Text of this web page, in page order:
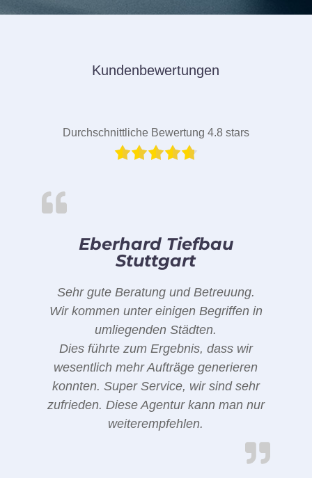
Kundenbewertungen
Durchschnittliche Bewertung 4.8 stars
Eberhard Tiefbau
Stuttgart
Sehr gute Beratung und Betreuung.
Wir kommen unter einigen Begriffen in
umliegenden Städten.
Dies führte zum Ergebnis, dass wir
wesentlich mehr Aufträge generieren
konnten. Super Service, wir sind sehr
zufrieden. Diese Agentur kann man nur
weiterempfehlen.